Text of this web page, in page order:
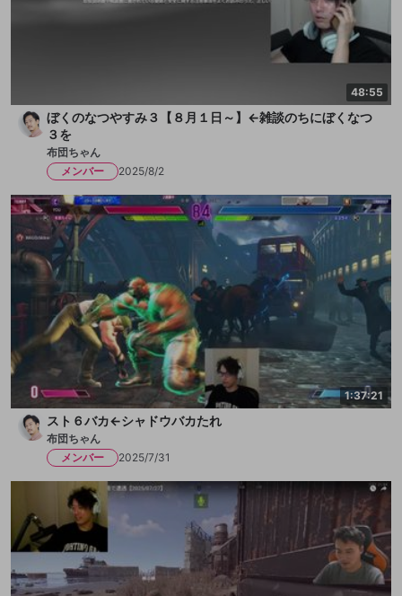
48:55
ぼくのなつやすみ３【８月１日～】←雑談のちにぼくなつ
３を
布団ちゃん
メンバー
2025/8/2
1:37:21
スト６バカ←シャドウバカたれ
布団ちゃん
メンバー
2025/7/31